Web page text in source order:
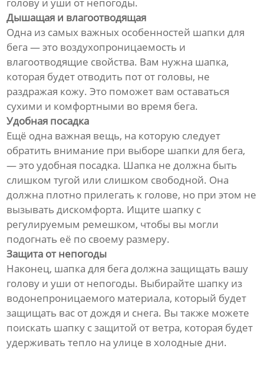
голову и уши от непогоды.
Дышащая и влагоотводящая
Одна из самых важных особенностей шапки для
бега — это воздухопроницаемость и
влагоотводящие свойства. Вам нужна шапка,
которая будет отводить пот от головы, не
раздражая кожу. Это поможет вам оставаться
сухими и комфортными во время бега.
Удобная посадка
Ещё одна важная вещь, на которую следует
обратить внимание при выборе шапки для бега,
— это удобная посадка. Шапка не должна быть
слишком тугой или слишком свободной. Она
должна плотно прилегать к голове, но при этом не
вызывать дискомфорта. Ищите шапку с
регулируемым ремешком, чтобы вы могли
подогнать её по своему размеру.
Защита от непогоды
Наконец, шапка для бега должна защищать вашу
голову и уши от непогоды. Выбирайте шапку из
водонепроницаемого материала, который будет
защищать вас от дождя и снега. Вы также можете
поискать шапку с защитой от ветра, которая будет
удерживать тепло на улице в холодные дни.